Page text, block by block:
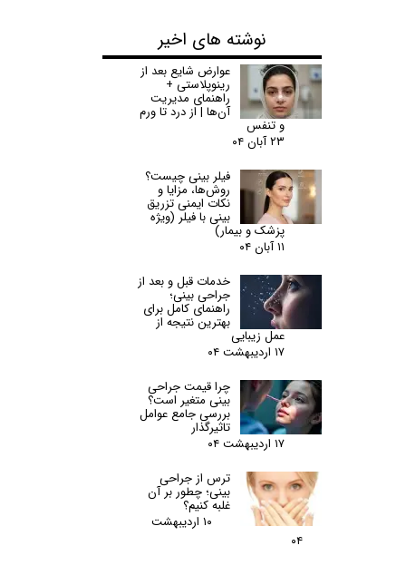
نوشته های اخیر
عوارض شایع بعد از
رینوپلاستی +
راهنمای مدیریت
آن‌ها | از درد تا ورم
و تنفس
۲۳ آبان ۰۴
فیلر بینی چیست؟
روش‌ها، مزایا و
نکات ایمنی تزریق
بینی با فیلر (ویژه
پزشک و بیمار)
۱۱ آبان ۰۴
خدمات قبل و بعد از
جراحی بینی؛
راهنمای کامل برای
بهترین نتیجه از
عمل زیبایی
۱۷ اردیبهشت ۰۴
چرا قیمت جراحی
بینی متغیر است؟
بررسی جامع عوامل
تاثیرگذار
۱۷ اردیبهشت ۰۴
ترس از جراحی
بینی؛ چطور بر آن
غلبه کنیم؟
۱۰ اردیبهشت
۰۴